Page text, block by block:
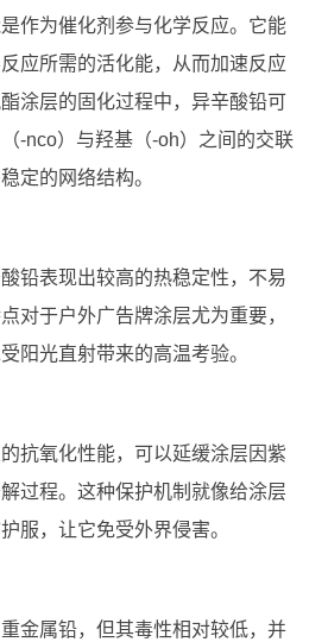
作为催化剂参与化学反应。它能
应所需的活化能，从而加速反应
涂层的固化过程中，异辛酸铅可
-nco）与羟基（-oh）之间的交联
定的网络结构。
铅表现出较高的热稳定性，不易
对于户外广告牌涂层尤为重要，
阳光直射带来的高温考验。
抗氧化性能，可以延缓涂层因紫
过程。这种保护机制就像给涂层
服，让它免受外界侵害。
金属铅，但其毒性相对较低，并